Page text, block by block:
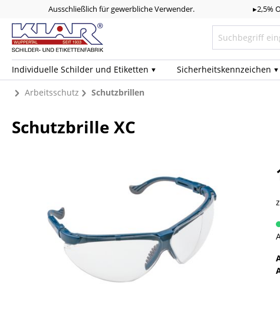
Ausschließlich für gewerbliche Verwender. ▸2,5%
Individuelle Schilder und Etiketten Sicherheits­kennzeichen
Arbeitsschutz Schutzbrillen
Schutzbrille XC